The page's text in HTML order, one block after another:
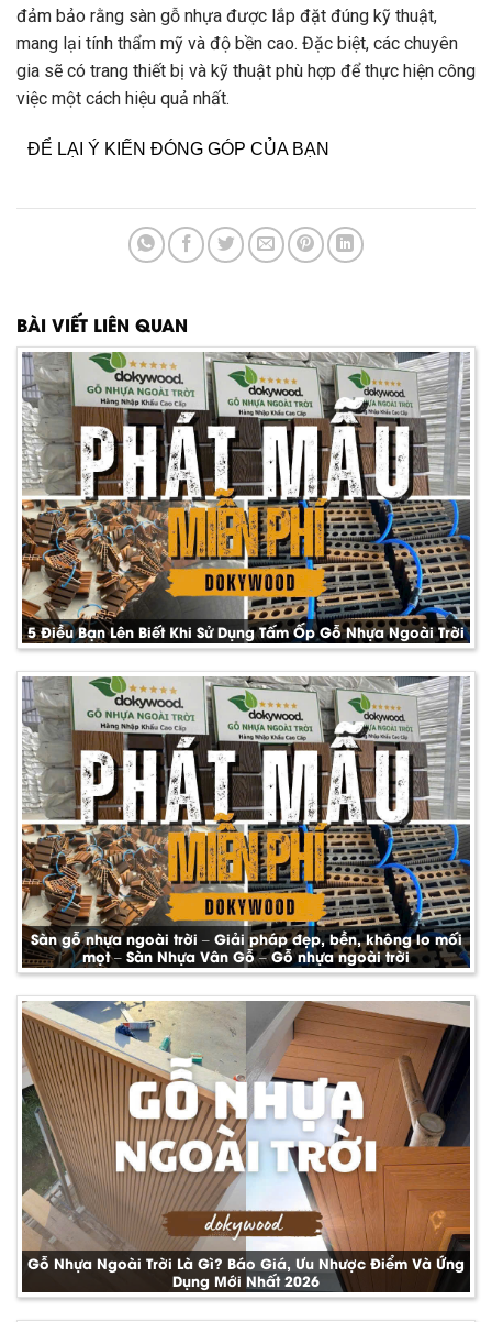
đảm bảo rằng sàn gỗ nhựa được lắp đặt đúng kỹ thuật,
mang lại tính thẩm mỹ và độ bền cao. Đặc biệt, các chuyên
gia sẽ có trang thiết bị và kỹ thuật phù hợp để thực hiện công
việc một cách hiệu quả nhất.
ĐỂ LẠI Ý KIẾN ĐÓNG GÓP CỦA BẠN
BÀI VIẾT LIÊN QUAN
5 Điều Bạn Lên Biết Khi Sử Dụng Tấm Ốp Gỗ Nhựa Ngoài Trời
Sàn gỗ nhựa ngoài trời – Giải pháp đẹp, bền, không lo mối
mọt – Sàn Nhựa Vân Gỗ – Gỗ nhựa ngoài trời
Gỗ Nhựa Ngoài Trời Là Gì? Báo Giá, Ưu Nhược Điểm Và Ứng
Dụng Mới Nhất 2026